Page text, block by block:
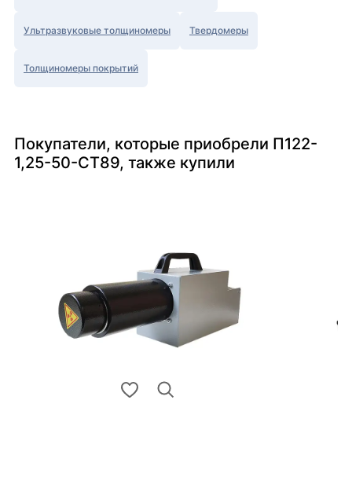
Ультразвуковые толщиномеры Твердомеры
Толщиномеры покрытий
Покупатели, которые приобрели П122-
1,25-50-СТ89, также купили